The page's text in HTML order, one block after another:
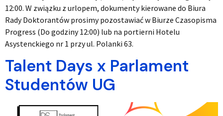
12:00. W związku z urlopem, dokumenty kierowane do Biura
Rady Doktorantów prosimy pozostawiać w Biurze Czasopisma
Progress (Do godziny 12:00) lub na portierni Hotelu
Asystenckiego nr 1 przy ul. Polanki 63.
Talent Days x Parlament
Studentów UG